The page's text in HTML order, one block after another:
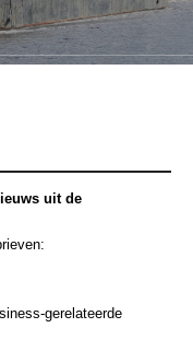
uit de
gerelateerde